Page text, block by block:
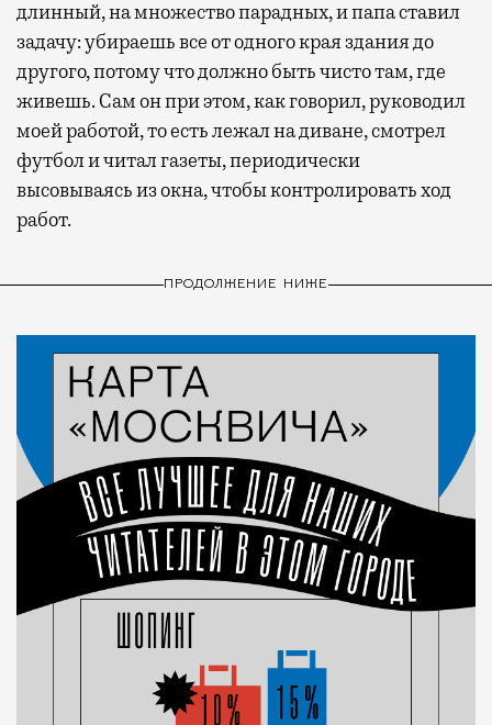
длинный, на множество парадных, и папа ставил
задачу: убираешь все от одного края здания до
другого, потому что должно быть чисто там, где
живешь. Сам он при этом, как говорил, руководил
моей работой, то есть лежал на диване, смотрел
футбол и читал газеты, периодически
высовываясь из окна, чтобы контролировать ход
работ.
ПРОДОЛЖЕНИЕ НИЖЕ